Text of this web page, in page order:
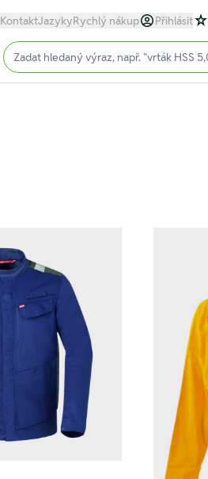
KontaktJazykyRychlý nákup Přihlásit
Input (text)